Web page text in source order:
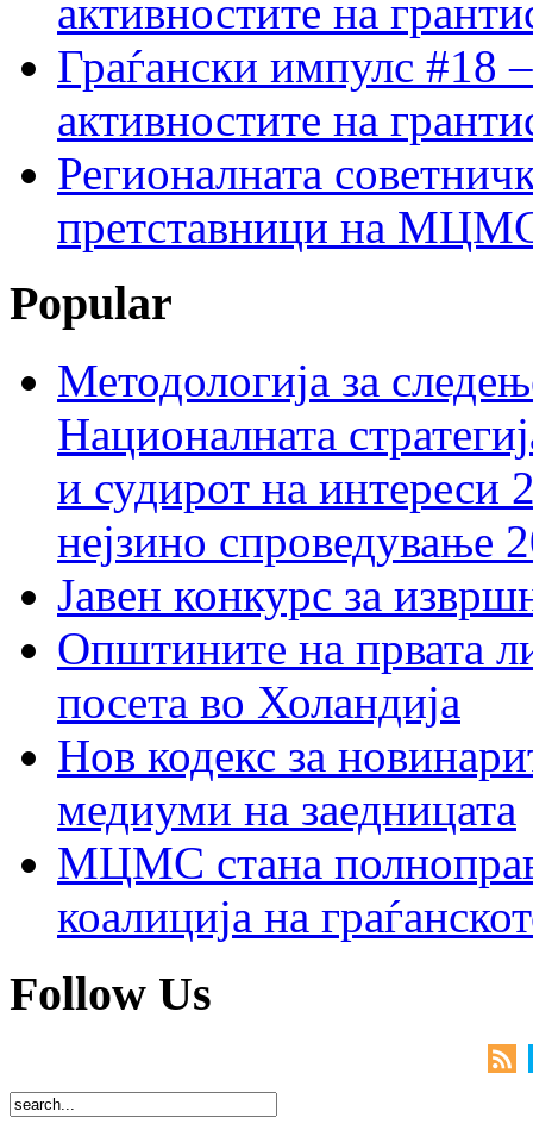
активностите на
Граѓански импулс #18
активностите на
Регионалната
претставници на МЦМС
Popular
Методологија за
Националната
и судирот на интереси
нејзино спроведување
Јавен конкурс за
Општините на првата
посета во Холандија
Нов кодекс за
медиуми на заедницата
МЦМС стана
коалиција на
Follow Us